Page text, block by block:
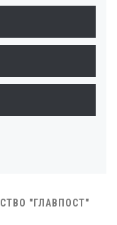
"ГЛАВПОСТ"